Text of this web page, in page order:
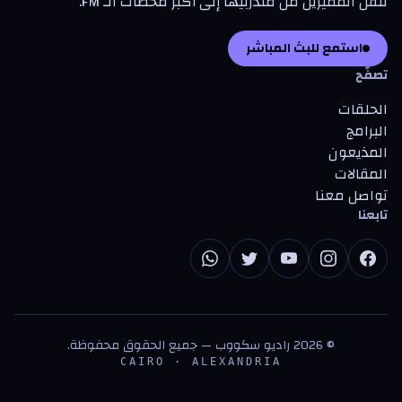
استمع للبث المباشر
تصفّح
الحلقات
البرامج
المذيعون
المقالات
تواصل معنا
تابعنا
©
2026راديو سكووب — جميع الحقوق محفوظة.
CAIRO · ALEXANDRIA